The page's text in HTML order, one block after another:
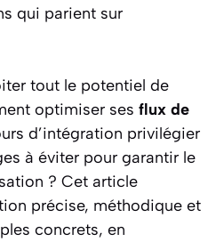
qui parient sur
tout le potentiel de
optimiser ses flux de
d’intégration privilégier
à éviter pour garantir le
? Cet article
précise, méthodique et
concrets, en